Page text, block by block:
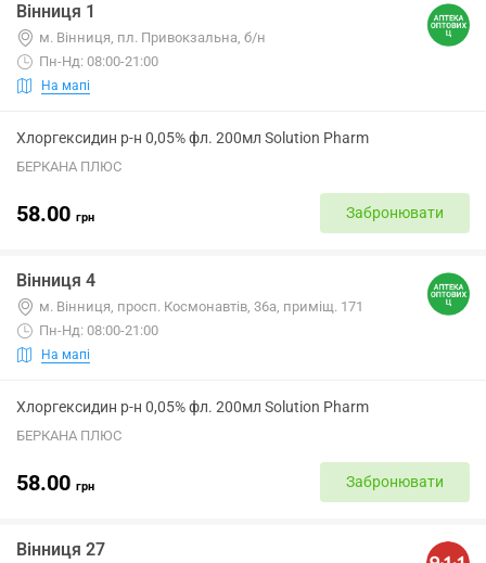
Вінниця 1
м. Вінниця, пл. Привокзальна, б/н
Пн-Нд: 08:00-21:00
На мапі
Хлоргексидин р-н 0,05% фл. 200мл Solution Pharm
БЕРКАНА ПЛЮС
58.00 грн Забронювати
Вінниця 4
м. Вінниця, просп. Космонавтів, 36а, приміщ. 171
Пн-Нд: 08:00-21:00
На мапі
Хлоргексидин р-н 0,05% фл. 200мл Solution Pharm
БЕРКАНА ПЛЮС
58.00 грн Забронювати
Вінниця 27